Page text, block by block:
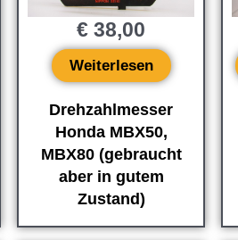
Drehzahlmesser
Honda MBX50,
MBX80 (gebraucht
aber in gutem
Zustand)
€ 38,00
Weiterlesen